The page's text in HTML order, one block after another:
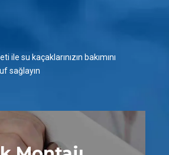
ile su kaçaklarınızın bakımını
sağlayın